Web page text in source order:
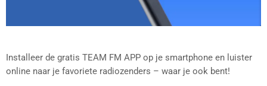
Installeer de gratis TEAM FM APP op je smartphone en luister
online naar je favoriete radiozenders – waar je ook bent!